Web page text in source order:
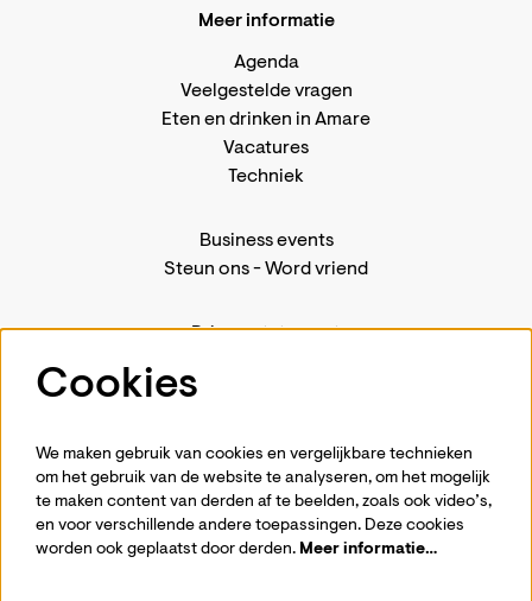
Meer informatie
Agenda
Veelgestelde vragen
Eten en drinken in Amare
Vacatures
Techniek
Business events
Steun ons-Word vriend
Privacystatement
Volg ons
Cookies
We maken gebruik van cookies en vergelijkbare technieken
om het gebruik van de website te analyseren, om het mogelijk
te maken content van derden af te beelden, zoals ook video’s,
en voor verschillende andere toepassingen. Deze cookies
worden ook geplaatst door derden. Meer informatie…